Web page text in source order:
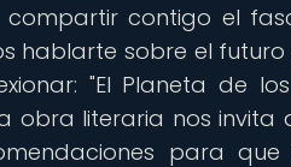
contigo el
hablarte sobre el
"El Planeta de
obra literaria nos invita
para